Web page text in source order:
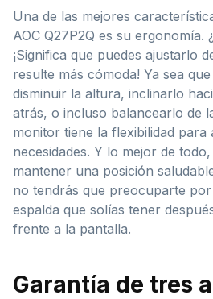
Una de las mejores
AOC Q27P2Q es su ergonomía.
¡Significa que puedes ajustarlo
resulte más cómoda! Ya sea
disminuir la altura, inclinarlo
atrás, o incluso balancearlo de
monitor tiene la flexibilidad para
necesidades. Y lo mejor de
mantener una posición
no tendrás que preocuparte
espalda que solías tener
frente a la pantalla.
Garantía de tres